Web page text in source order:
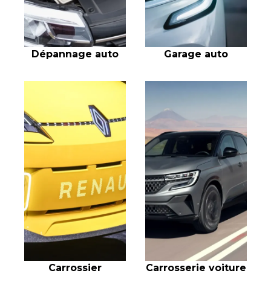
Dépannage auto Garage auto
Carrossier Carrosserie voiture